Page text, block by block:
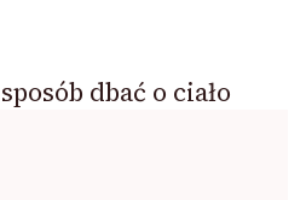
dbać o ciało